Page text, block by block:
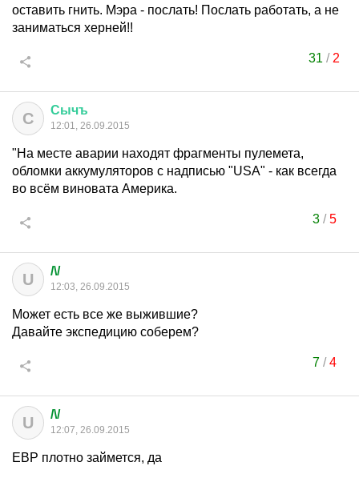
оставить гнить. Мэра - послать! Послать работать, а не
заниматься херней!!
31 / 2
С Сычъ
12:01, 26.09.2015
"На месте аварии находят фрагменты пулемета,
обломки аккумуляторов с надписью "USA" - как всегда
во всём виновата Америка.
3/5
U /\/
12:03, 26.09.2015
Может есть все же выжившие?
Давайте экспедицию соберем?
7/4
U /\/
12:07, 26.09.2015
ЕВР плотно займется, да